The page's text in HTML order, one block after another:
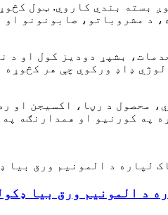
بسته بندي کاروي. ټول
د مشروباتو، صابونونو
بشپړ دودیز کول او د
ډاډ ورکوي چې هر
محصول د رڼا، اکسیجن او
د المونیم ورق بیا